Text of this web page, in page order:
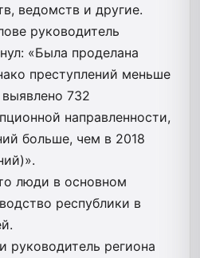
ведомств и другие.
руководитель
«Была проделана
преступлений меньше
732
направленности,
больше, чем в 2018
люди в основном
республики в
руководитель региона